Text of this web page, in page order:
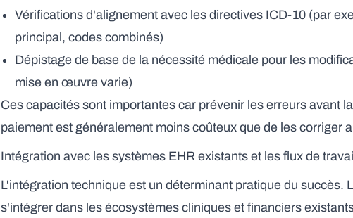
Vérifications d'alignement avec les directives ICD-10 (par
principal, codes combinés)
Dépistage de base de la nécessité médicale pour les
mise en œuvre varie)
Ces capacités sont importantes car prévenir les erreurs avant
paiement est généralement moins coûteux que de les corriger
Intégration avec les systèmes EHR existants et les flux de
L'intégration technique est un déterminant pratique du succès.
s'intégrer dans les écosystèmes cliniques et financiers